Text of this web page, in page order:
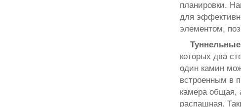
планировки.
для
элементом,
которых два
один камин
встроенным в
камера общая,
распашная.